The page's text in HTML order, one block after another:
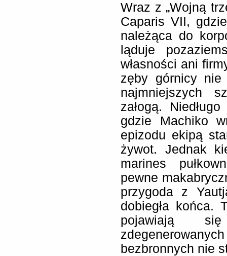
Wraz z „Wojną
Caparis VII,
należąca do
ląduje
własności ani
zęby górnicy nie
najmniejszych
załogą.
gdzie Machiko
epizodu ekipą
żywot. Jednak
marines
pewne
przygoda z
dobiegła końca.
pojawiają
bezbronnych nie